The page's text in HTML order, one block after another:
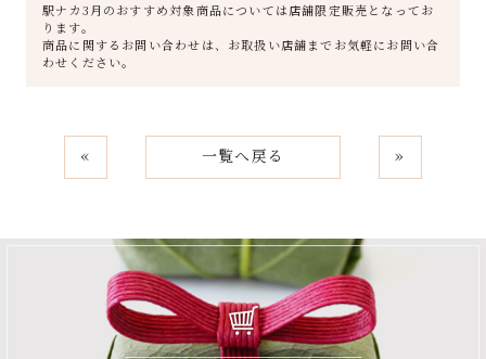
駅ナカ3月のおすすめ対象商品については店舗限定販売となってお
ります。
商品に関するお問い合わせは、お取扱い店舗までお気軽にお問い合
わせください。
« 一覧へ戻る »